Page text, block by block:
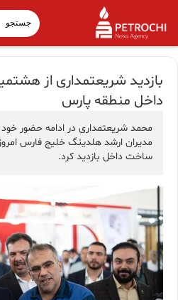
بازدید شریعتمداری از
داخل منطقه پارس
محمد شریعتمداری در ادامه حضور
مدیران ارشد هلدینگ خلیج فارس
ساخت داخل بازدید کرد.